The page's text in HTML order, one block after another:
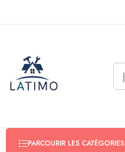
PARCOURIR LES CATÉGORIES